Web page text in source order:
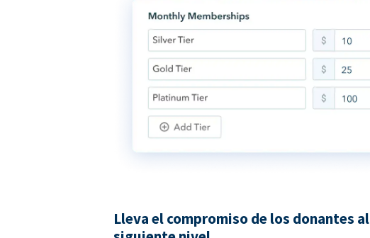
Lleva el compromiso de los donantes al